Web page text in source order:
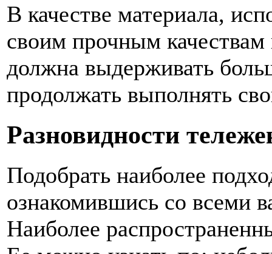
В качестве материала,
своим прочным качествам
должна выдерживать
продолжать выполнять
Разновидности
Подобрать наиболее
ознакомившись со всеми
Наиболее